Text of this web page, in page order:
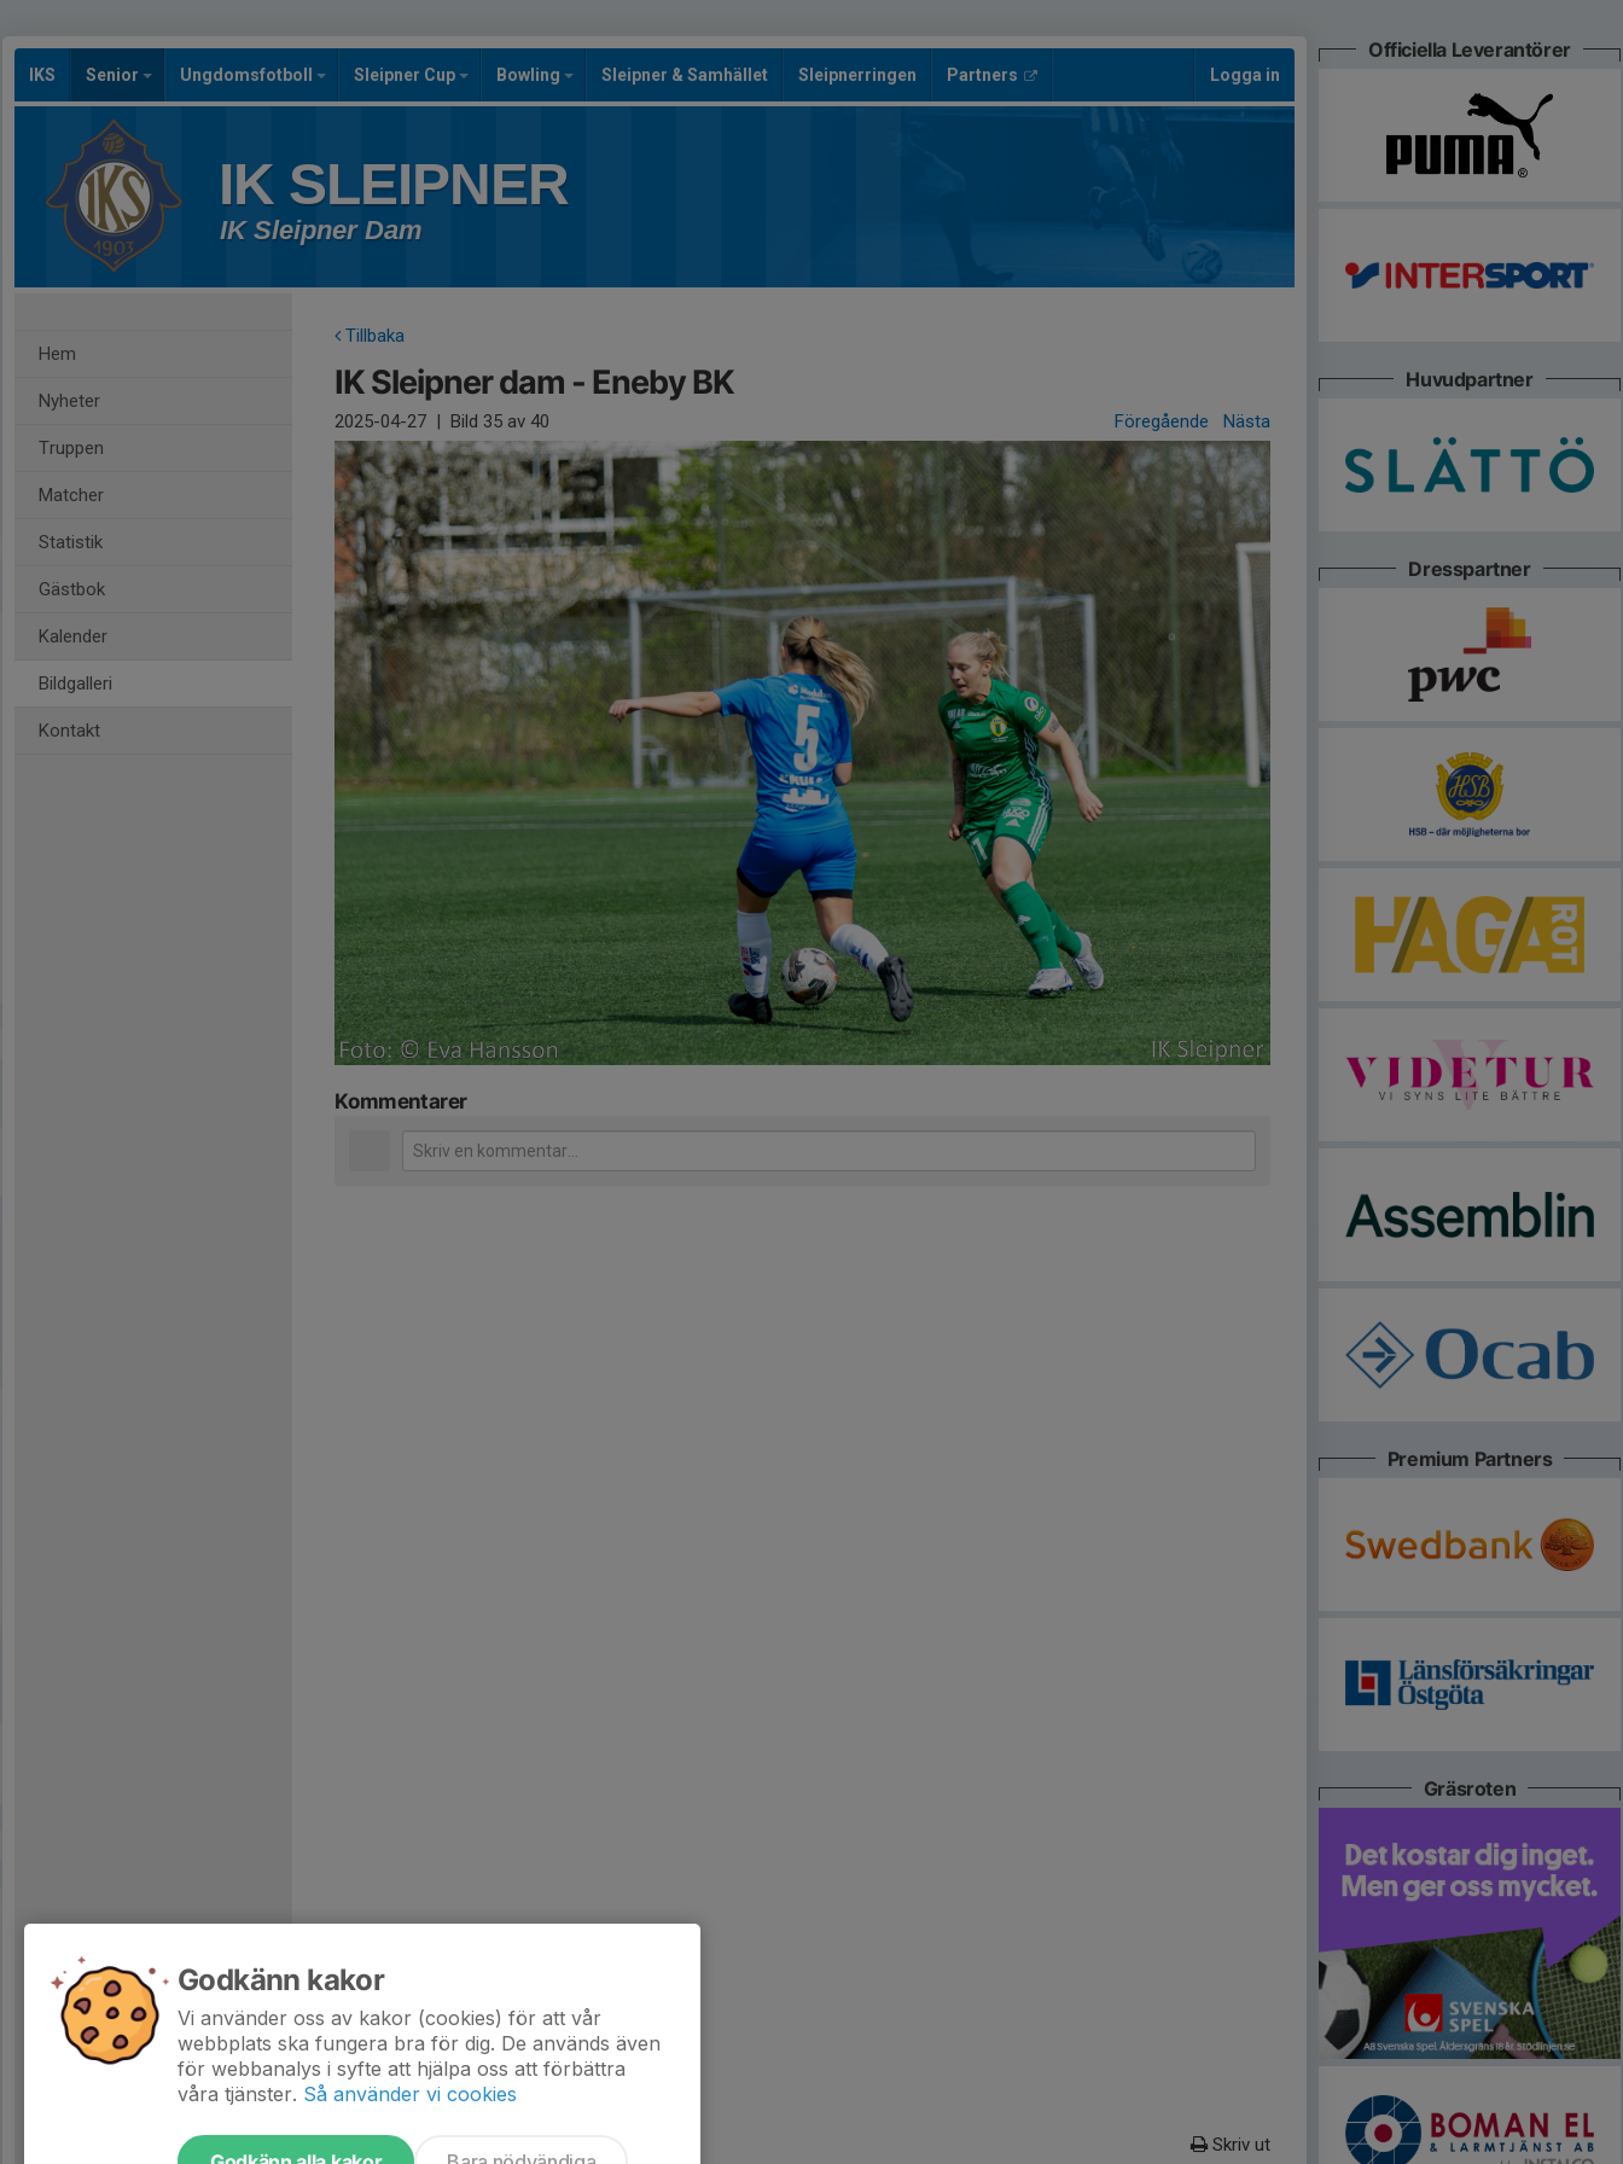
IKS Senior Ungdomsfotboll Sleipner Cup Bowling Sleipner & Samhället Sleipnerringen Partners Logga in
IK SLEIPNER
IK Sleipner Dam
Hem
Nyheter
Truppen
Matcher
Statistik
Gästbok
Kalender
Bildgalleri
Kontakt
Tillbaka
IK Sleipner dam - Eneby BK
2025-04-27 | Bild 35 av 40 Föregående Nästa
Kommentarer
Skriv ut
Officiella Leverantörer
Huvudpartner
Dresspartner
Premium Partners
Gräsroten
Godkänn kakor
Vi använder oss av kakor (cookies) för att vår
webbplats ska fungera bra för dig. De används även
för webbanalys i syfte att hjälpa oss att förbättra
våra tjänster. Så använder vi cookies